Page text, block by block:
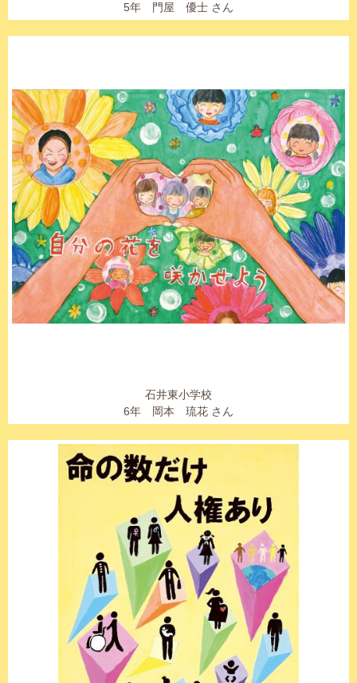
5年 門屋 優士 さん
石井東小学校
6年 岡本 琉花 さん